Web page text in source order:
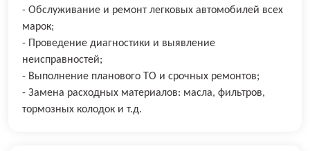
- Обслуживание и ремонт легковых автомобилей всех
марок;
- Проведение диагностики и выявление
неисправностей;
- Выполнение планового ТО и срочных ремонтов;
- Замена расходных материалов: масла, фильтров,
тормозных колодок и т.д.